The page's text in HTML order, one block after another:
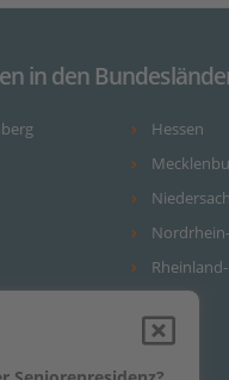
in den
Hessen